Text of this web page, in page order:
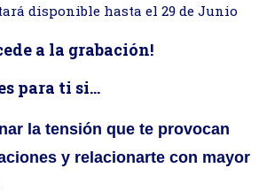
disponible hasta el 29 de Junio
a la grabación!
para ti si...
la tensión que te provocan
y relacionarte con mayor